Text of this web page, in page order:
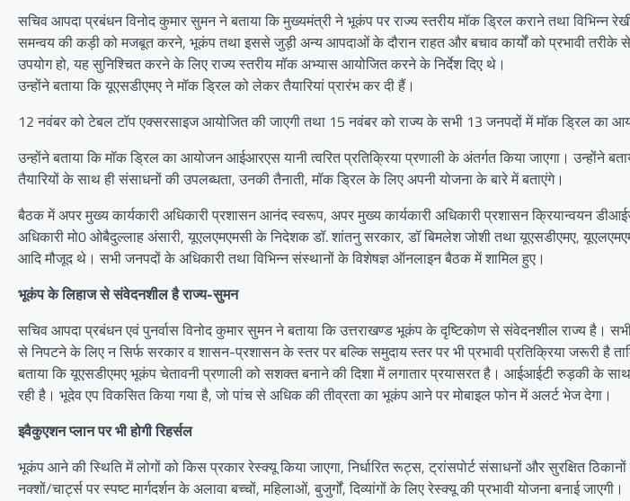
सचिव आपदा प्रबंधन विनोद कुमार सुमन ने बताया कि मुख्यमंत्री ने भूकंप पर राज्य स्तरीय मॉक ड्रिल कराने तथा विभिन्न
समन्वय की कड़ी को मजबूत करने, भूकंप तथा इससे जुड़ी अन्य आपदाओं के दौरान राहत और बचाव कार्यों को प्रभावी
उपयोग हो, यह सुनिश्चित करने के लिए राज्य स्तरीय मॉक अभ्यास आयोजित करने के निर्देश दिए थे।
उन्होंने बताया कि यूएसडीएमए ने मॉक ड्रिल को लेकर तैयारियां प्रारंभ कर दी हैं।
12 नवंबर को टेबल टॉप एक्सरसाइज आयोजित की जाएगी तथा 15 नवंबर को राज्य के सभी 13 जनपदों में मॉक ड्रिल का
उन्होंने बताया कि मॉक ड्रिल का आयोजन आईआरएस यानी त्वरित प्रतिक्रिया प्रणाली के अंतर्गत किया जाएगा। उन्होंने
तैयारियों के साथ ही संसाधनों की उपलब्धता, उनकी तैनाती, मॉक ड्रिल के लिए अपनी योजना के बारे में बताएंगे।
बैठक में अपर मुख्य कार्यकारी अधिकारी प्रशासन आनंद स्वरूप, अपर मुख्य कार्यकारी अधिकारी प्रशासन क्रियान्वयन
अधिकारी मो0 ओबैदुल्लाह अंसारी, यूएलएमएमसी के निदेशक डॉ. शांतनु सरकार, डॉ बिमलेश जोशी तथा यूएसडीएमए,
आदि मौजूद थे। सभी जनपदों के अधिकारी तथा विभिन्न संस्थानों के विशेषज्ञ ऑनलाइन बैठक में शामिल हुए।
भूकंप के लिहाज से संवेदनशील है राज्य-सुमन
सचिव आपदा प्रबंधन एवं पुनर्वास विनोद कुमार सुमन ने बताया कि उत्तराखण्ड भूकंप के दृष्टिकोण से संवेदनशील राज्य
से निपटने के लिए न सिर्फ सरकार व शासन-प्रशासन के स्तर पर बल्कि समुदाय स्तर पर भी प्रभावी प्रतिक्रिया जरूरी है
बताया कि यूएसडीएमए भूकंप चेतावनी प्रणाली को सशक्त बनाने की दिशा में लगातार प्रयासरत है। आईआईटी रुड़की के
रही है। भूदेव एप विकसित किया गया है, जो पांच से अधिक की तीव्रता का भूकंप आने पर मोबाइल फोन में अलर्ट भेज देगा।
इवैकुएशन प्लान पर भी होगी रिहर्सल
भूकंप आने की स्थिति में लोगों को किस प्रकार रेस्क्यू किया जाएगा, निर्धारित रूट्स, ट्रांसपोर्ट संसाधनों और सुरक्षित
नक्शों/चार्ट्स पर स्पष्ट मार्गदर्शन के अलावा बच्चों, महिलाओं, बुजुर्गों, दिव्यांगों के लिए रेस्क्यू की प्रभावी योजना बनाई जाएगी।